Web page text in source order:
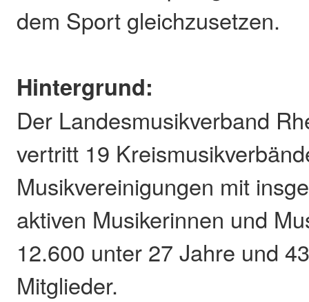
dem Sport gleichzusetzen.
Hintergrund:
Der Landesmusikverband
vertritt 19
Musikvereinigungen mit
aktiven Musikerinnen und
12.600 unter 27 Jahre und
Mitglieder.